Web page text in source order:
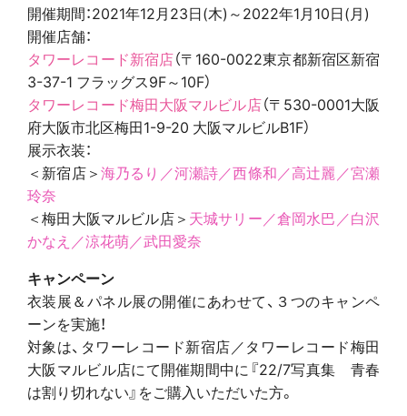
開催期間：2021年12月23日(木)～2022年1月10日(月)
開催店舗：
タワーレコード新宿店（〒160-0022東京都新宿区新宿
3-37-1 フラッグス9F～10F）
タワーレコード梅田大阪マルビル店（〒530-0001大阪
府大阪市北区梅田1-9-20 大阪マルビルB1F）
展示衣装：
＜新宿店＞海乃るり／河瀬詩／西條和／高辻麗／宮瀬
玲奈
＜梅田大阪マルビル店＞ 天城サリー／倉岡水巴／白沢
かなえ／涼花萌／武田愛奈
キャンペーン
衣装展＆パネル展の開催にあわせて、３つのキャンペ
ーンを実施！
対象は、 タワーレコード新宿店／タワーレコード梅田
大阪マルビル店にて開催期間中に『22/7写真集 青春
は割り切れない』をご購入いただいた方。